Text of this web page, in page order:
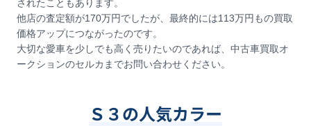
されたこともあります。
他店の査定額が170万円でしたが、最終的には113万円もの買取
価格アップにつながったのです。
大切な愛車を少しでも高く売りたいのであれば、中古車買取オ
ークションのセルカまでお問い合わせください。
Ｓ３の人気カラー